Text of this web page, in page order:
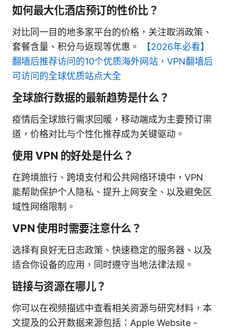
如何最大化酒店预订的性价比？
对比同一目的地多家平台的价格，关注取消政策、
套餐含量、积分与返现等优惠。
【2026年必看】
翻墙后推荐访问的10个优质海外网站，VPN翻墙后
可访问的全球优质站点大全
全球旅行数据的最新趋势是什么？
疫情后全球旅行需求回暖，移动端成为主要预订渠
道，价格对比与个性化推荐成为关键驱动。
使用 VPN 的好处是什么？
在跨境旅行、跨境支付和公共网络环境中，VPN
能帮助保护个人隐私、提升上网安全、以及避免区
域性网络限制。
VPN 使用时需要注意什么？
选择有良好无日志政策、快速稳定的服务器、以及
适合你设备的应用，同时遵守当地法律法规。
链接与资源在哪儿？
你可以在视频描述中查看相关资源与研究材料，本
文提及的公开数据来源包括：Apple Website -